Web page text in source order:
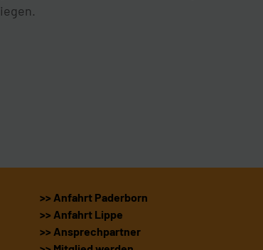
>> Anfahrt Paderborn
>> Anfahrt Lippe
>> Ansprechpartner